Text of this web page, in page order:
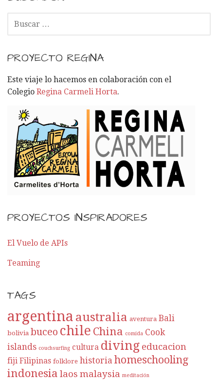
C
R
:
PROYECTO REGINA
Este viaje lo hacemos en colaboración con el
Colegio Regina Carmeli Horta.
PROYECTOS INSPIRADORES
El Vuelo de APIs
Teaming
TAGS
argentina australia aventura Bali
bolivia buceo chile China comida Cook
islands couchsurfing cultura diving educacion
fiji Filipinas folklore historia homeschooling
indonesia laos malaysia meditación